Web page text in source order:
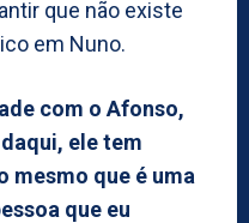
que não existe
em Nuno.
com o Afonso,
ele tem
mesmo que é uma
que eu